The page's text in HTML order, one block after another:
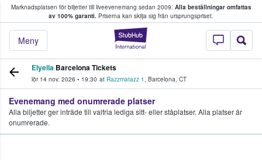
Marknadsplatsen för biljetter till liveevenemang sedan 2009. Alla beställningar omfattas
av 100% garanti. Priserna kan skilja sig från ursprungspriset.
StubHub – där
Meny
köper och säljer biljetter.
Elyella Barcelona Tickets
lör 14 nov. 2026 • 19:30 at Razzmatazz 1, Barcelona, CT
Evenemang med onumrerade platser
Alla biljetter ger inträde till valfria lediga sitt- eller ståplatser. Alla platser är
onumrerade.